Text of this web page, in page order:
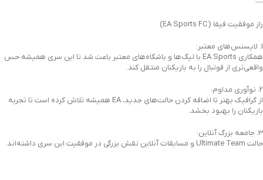
راز موفقیت فیفا (EA Sports FC)
1. لایسنس‌های معتبر:
همکاری EA Sports با لیگ‌ها و باشگاه‌های معتبر باعث شد تا این سری همیشه حس
واقعی‌تری از فوتبال را به بازیکنان منتقل کند.
2. نوآوری مداوم:
از گرافیک بهتر تا اضافه کردن حالت‌های جدید، EA همیشه تلاش کرده است تا تجربه
بازیکنان را بهبود بخشد.
3. جامعه بزرگ آنلاین:
حالت Ultimate Team و مسابقات آنلاین نقش بزرگی در موفقیت این سری داشته‌اند.